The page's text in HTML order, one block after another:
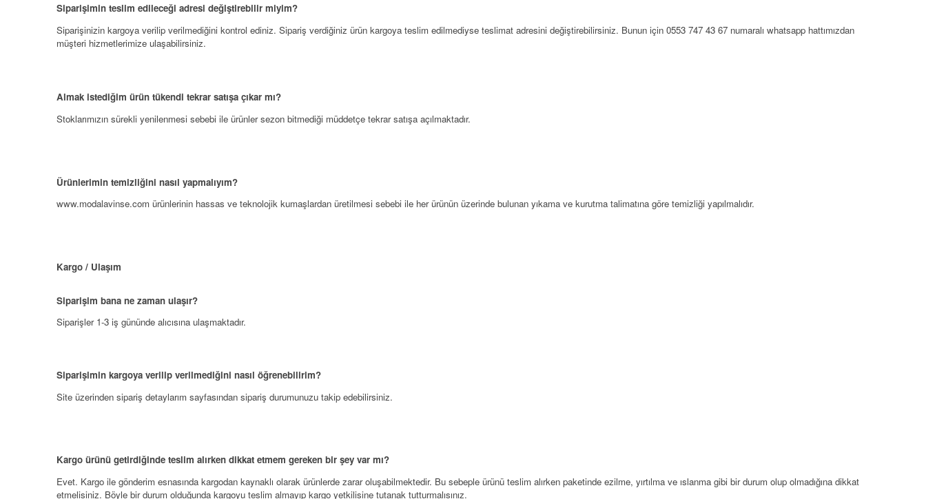
Siparişimin teslim edileceği adresi değiştirebilir miyim?
Siparişinizin kargoya verilip verilmediğini kontrol ediniz. Sipariş verdiğiniz ürün kargoya teslim edilmediyse teslimat adresini değiştirebilirsiniz. Bunun için 0553 747 43 67 numaralı whatsapp hattımızdan
müşteri hizmetlerimize ulaşabilirsiniz.
Almak istediğim ürün tükendi tekrar satışa çıkar mı?
Stoklarımızın sürekli yenilenmesi sebebi ile ürünler sezon bitmediği müddetçe tekrar satışa açılmaktadır.
Ürünlerimin temizliğini nasıl yapmalıyım?
www.modalavinse.com ürünlerinin hassas ve teknolojik kumaşlardan üretilmesi sebebi ile her ürünün üzerinde bulunan yıkama ve kurutma talimatına göre temizliği yapılmalıdır.
Kargo / Ulaşım
Siparişim bana ne zaman ulaşır?
Siparişler 1-3 iş gününde alıcısına ulaşmaktadır.
Siparişimin kargoya verilip verilmediğini nasıl öğrenebilirim?
Site üzerinden sipariş detaylarım sayfasından sipariş durumunuzu takip edebilirsiniz.
Kargo ürünü getirdiğinde teslim alırken dikkat etmem gereken bir şey var mı?
Evet. Kargo ile gönderim esnasında kargodan kaynaklı olarak ürünlerde zarar oluşabilmektedir. Bu sebeple ürünü teslim alırken paketinde ezilme, yırtılma ve ıslanma gibi bir durum olup olmadığına dikkat
etmelisiniz. Böyle bir durum olduğunda kargoyu teslim almayıp kargo yetkilisine tutanak tutturmalısınız.